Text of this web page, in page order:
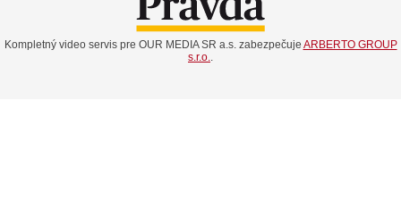
Kompletný video servis pre OUR MEDIA SR a.s. zabezpečuje ARBERTO GROUP
s.r.o..